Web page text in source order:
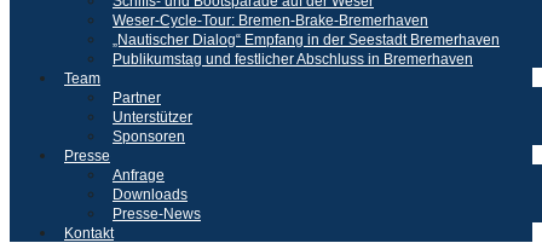
Weser-Cycle-Tour: Bremen-Brake-Bremerhaven
„Nautischer Dialog“ Empfang in der Seestadt Bremerhaven
Publikumstag und festlicher Abschluss in Bremerhaven
Team
Partner
Unterstützer
Sponsoren
Presse
Anfrage
Downloads
Presse-News
Kontakt